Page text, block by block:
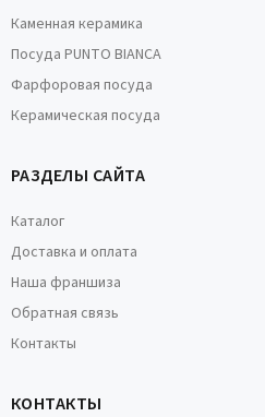
Каменная керамика
Посуда PUNTO BIANCA
Фарфоровая посуда
Керамическая посуда
РАЗДЕЛЫ САЙТА
Каталог
Доставка и оплата
Наша франшиза
Обратная связь
Контакты
КОНТАКТЫ